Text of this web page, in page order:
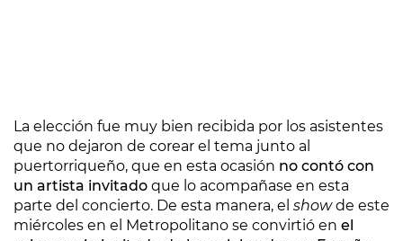
La elección fue muy bien recibida por los asistentes
que no dejaron de corear el tema junto al
puertorriqueño, que en esta ocasión no contó con
un artista invitado que lo acompañase en esta
parte del concierto. De esta manera, el showde este
miércoles en el Metropolitano se convirtió en el